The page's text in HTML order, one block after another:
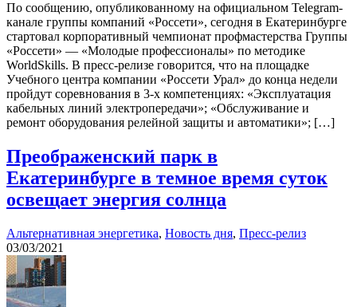
По сообщению, опубликованному на официальном Telegram-
канале группы компаний «Россети», сегодня в Екатеринбурге
стартовал корпоративный чемпионат профмастерства Группы
«Россети» — «Молодые профессионалы» по методике
WorldSkills. В пресс-релизе говорится, что на площадке
Учебного центра компании «Россети Урал» до конца недели
пройдут соревнования в 3-х компетенциях: «Эксплуатация
кабельных линий электропередачи»; «Обслуживание и
ремонт оборудования релейной защиты и автоматики»; […]
Преображенский парк в
Екатеринбурге в темное время суток
освещает энергия солнца
Альтернативная энергетика, Новость дня, Пресс-релиз
03/03/2021